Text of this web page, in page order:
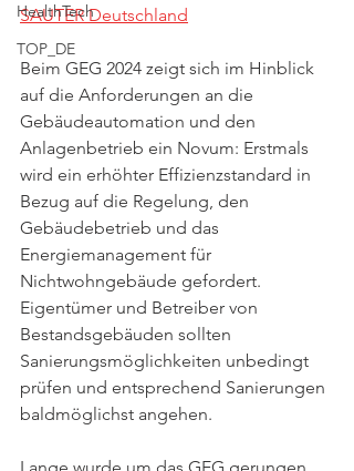
HealthTech
TOP_DE
SAUTER Deutschland
Beim GEG 2024 zeigt sich im Hinblick
auf die Anforderungen an die
Gebäudeautomation und den
Anlagenbetrieb ein Novum: Erstmals
wird ein erhöhter Effizienzstandard in
Bezug auf die Regelung, den
Gebäudebetrieb und das
Energiemanagement für
Nichtwohngebäude gefordert.
Eigentümer und Betreiber von
Bestandsgebäuden sollten
Sanierungsmöglichkeiten unbedingt
prüfen und entsprechend Sanierungen
baldmöglichst angehen.